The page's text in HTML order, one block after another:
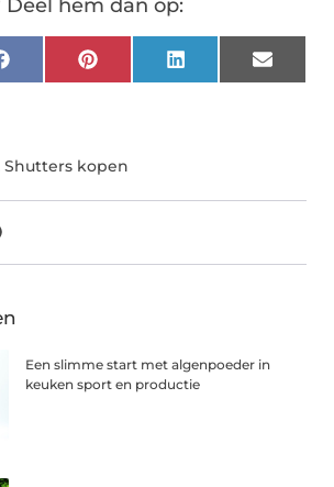
Deel hem dan op:
FacebookPinterestLinkedInEmail
Shutters kopen
Een slimme start met algenpoeder in
keuken sport en productie